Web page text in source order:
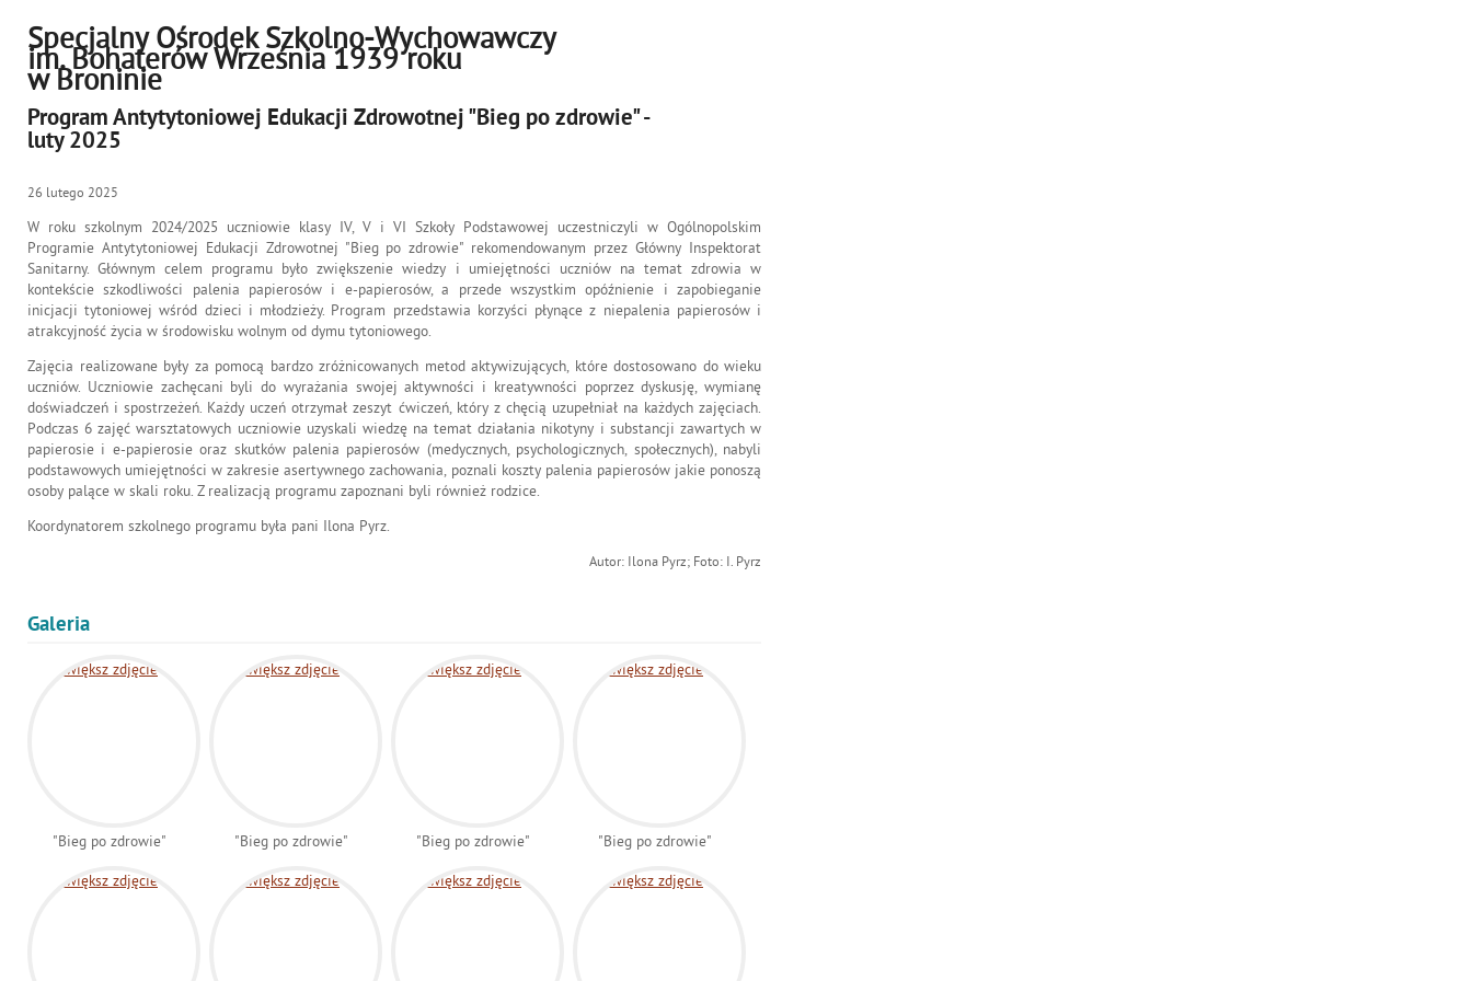
Specjalny Ośrodek Szkolno-Wychowawczy
im. Bohaterów Września 1939 roku
w Broninie
Program Antytytoniowej Edukacji Zdrowotnej "Bieg po zdrowie" -
luty 2025
26 lutego 2025
W roku szkolnym 2024/2025 uczniowie klasy IV, V i VI Szkoły Podstawowej uczestniczyli w Ogólnopolskim
Programie Antytytoniowej Edukacji Zdrowotnej "Bieg po zdrowie" rekomendowanym przez Główny Inspektorat
Sanitarny. Głównym celem programu było zwiększenie wiedzy i umiejętności uczniów na temat zdrowia w
kontekście szkodliwości palenia papierosów i e-papierosów, a przede wszystkim opóźnienie i zapobieganie
inicjacji tytoniowej wśród dzieci i młodzieży. Program przedstawia korzyści płynące z niepalenia papierosów i
atrakcyjność życia w środowisku wolnym od dymu tytoniowego.
Zajęcia realizowane były za pomocą bardzo zróżnicowanych metod aktywizujących, które dostosowano do wieku
uczniów. Uczniowie zachęcani byli do wyrażania swojej aktywności i kreatywności poprzez dyskusję, wymianę
doświadczeń i spostrzeżeń. Każdy uczeń otrzymał zeszyt ćwiczeń, który z chęcią uzupełniał na każdych zajęciach.
Podczas 6 zajęć warsztatowych uczniowie uzyskali wiedzę na temat działania nikotyny i substancji zawartych w
papierosie i e-papierosie oraz skutków palenia papierosów (medycznych, psychologicznych, społecznych), nabyli
podstawowych umiejętności w zakresie asertywnego zachowania, poznali koszty palenia papierosów jakie ponoszą
osoby palące w skali roku. Z realizacją programu zapoznani byli również rodzice.
Koordynatorem szkolnego programu była pani Ilona Pyrz.
Autor: Ilona Pyrz; Foto: I. Pyrz
Galeria
"Bieg po zdrowie" "Bieg po zdrowie" "Bieg po zdrowie" "Bieg po zdrowie"